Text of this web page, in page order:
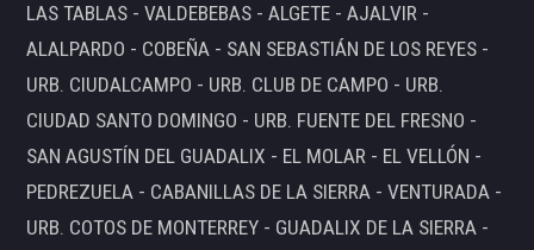
LAS TABLAS - VALDEBEBAS - ALGETE - AJALVIR -
ALALPARDO - COBEÑA - SAN SEBASTIÁN DE LOS REYES -
URB. CIUDALCAMPO - URB. CLUB DE CAMPO - URB.
CIUDAD SANTO DOMINGO - URB. FUENTE DEL FRESNO -
SAN AGUSTÍN DEL GUADALIX - EL MOLAR - EL VELLÓN -
PEDREZUELA - CABANILLAS DE LA SIERRA - VENTURADA -
URB. COTOS DE MONTERREY - GUADALIX DE LA SIERRA -